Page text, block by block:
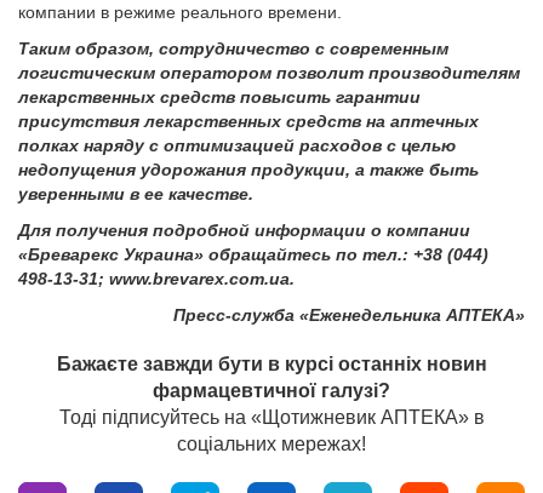
компании в режиме реального времени.
Таким образом, сотрудничество с современным
логистическим оператором позволит производителям
лекарственных средств повысить гарантии
присутствия лекарственных средств на аптечных
полках наряду с оптимизацией расходов с целью
недопущения удорожания продукции, а также быть
уверенными в ее качестве.
Для получения подробной информации о компании
«Бреварекс Украина» обращайтесь по тел.: +38 (044)
498-13-31; www.brevarex.com.ua.
Пресс-служба «Еженедельника АПТЕКА»
Бажаєте завжди бути в курсі останніх новин
фармацевтичної галузі?
Тоді підписуйтесь на «Щотижневик АПТЕКА» в
соціальних мережах!